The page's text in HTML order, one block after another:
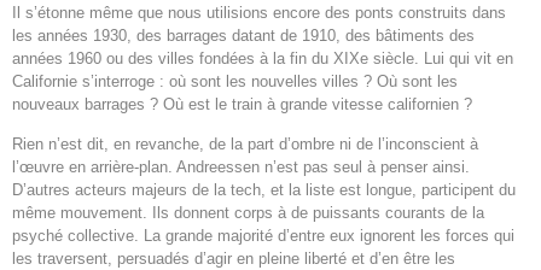
Il s’étonne même que nous utilisions encore des ponts construits dans
les années 1930, des barrages datant de 1910, des bâtiments des
années 1960 ou des villes fondées à la fin du XIXe siècle. Lui qui vit en
Californie s’interroge : où sont les nouvelles villes ? Où sont les
nouveaux barrages ? Où est le train à grande vitesse californien ?
Rien n’est dit, en revanche, de la part d’ombre ni de l’inconscient à
l’œuvre en arrière-plan. Andreessen n’est pas seul à penser ainsi.
D’autres acteurs majeurs de la tech, et la liste est longue, participent du
même mouvement. Ils donnent corps à de puissants courants de la
psyché collective. La grande majorité d’entre eux ignorent les forces qui
les traversent, persuadés d’agir en pleine liberté et d’en être les